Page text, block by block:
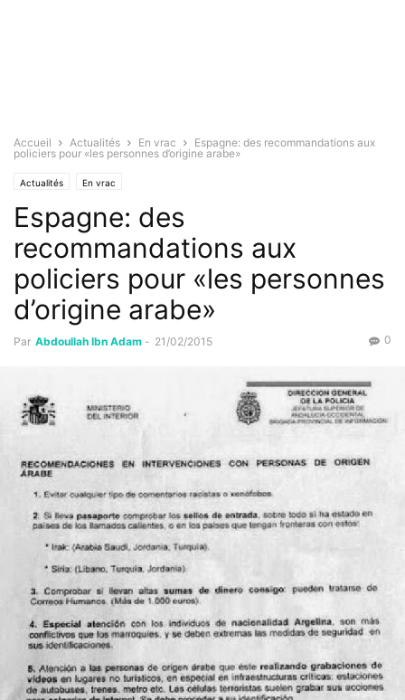
Accueil Actualités En vrac
Espagne: des recommandations aux
policiers pour «les personnes d’origine arabe»
Actualités En vrac
Espagne: des
recommandations aux
policiers pour «les personnes
d’origine arabe»
Par Abdoullah Ibn Adam - 21/02/2015 0